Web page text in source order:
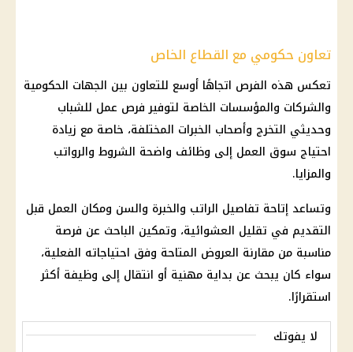
تعاون حكومي مع القطاع الخاص
تعكس هذه الفرص اتجاهًا أوسع للتعاون بين الجهات الحكومية
والشركات والمؤسسات الخاصة لتوفير فرص عمل للشباب
وحديثي التخرج وأصحاب الخبرات المختلفة، خاصة مع زيادة
احتياج سوق العمل إلى وظائف واضحة الشروط والرواتب
والمزايا.
وتساعد إتاحة تفاصيل الراتب والخبرة والسن ومكان العمل قبل
التقديم في تقليل العشوائية، وتمكين الباحث عن فرصة
مناسبة من مقارنة العروض المتاحة وفق احتياجاته الفعلية،
سواء كان يبحث عن بداية مهنية أو انتقال إلى وظيفة أكثر
استقرارًا.
لا يفوتك